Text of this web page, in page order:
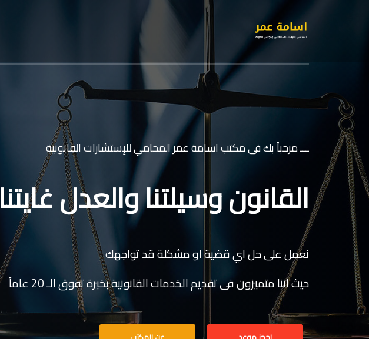
ـــ مرحباً بك فى مكتب اسامة عمر المحامي للإستشارات القانونية
القانون وسيلتنا والعدل غايتنا
نعمل على حل اي قضية او مشكلة قد تواجهك
حيث اننا متميزون فى تقديم الخدمات القانونية بخبرة تفوق الـ 20 عاماً